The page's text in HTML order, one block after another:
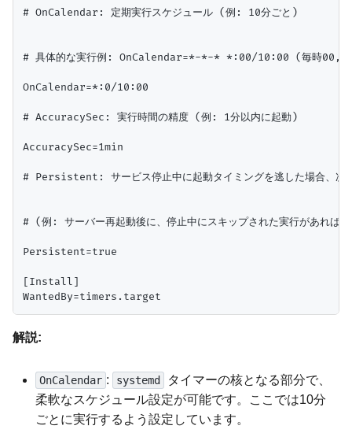
# OnCalendar: 定期実行スケジュール (例: 10分ごと)
# 具体的な実行例: OnCalendar=*-*-* *:00/10:00 (毎時
OnCalendar=*:0/10:00
# AccuracySec: 実行時間の精度 (例: 1分以内に起動)
AccuracySec=1min
# Persistent: サービス停止中に起動タイミングを逃した場合、次
# (例: サーバー再起動後に、停止中にスキップされた実行があれば
Persistent=true
[Install]
解説:
OnCalendar : systemd
タイマーの核となる部分で、
柔軟なスケジュール設定が可能です。ここでは10分
ごとに実行するよう設定しています。